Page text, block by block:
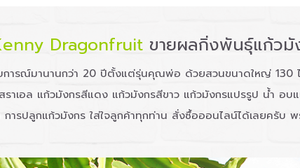
Dragonfruitขายผลกิ่งพันธุ์แก้วมั
การณ์มานานกว่า 20 ปีตั้งแต่รุ่นคุณพ่อ ด้วยสวนขนาดใหญ่ 130
าเอล แก้วมังกรสีแดง แก้วมังกรสีขาว แก้วมังกรแปรรูป น้ำ อ
การปลูกแก้วมังกร ใส่ใจลูกค้าทุกท่าน สั่งซื้อออนไลน์ได้เลยครับ